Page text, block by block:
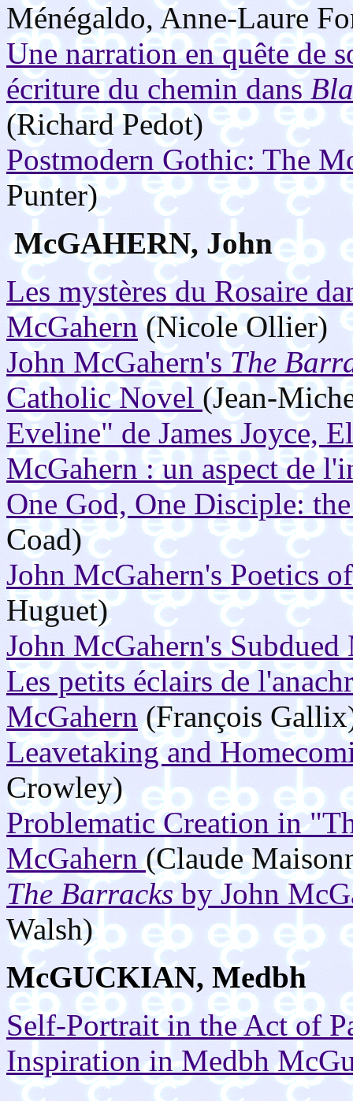
Ménégaldo, Anne-Laure
Une narration en quête de
écriture du chemin dans
(Richard Pedot)
Postmodern Gothic: The
Punter)
McGAHERN, John
Les mystères du Rosaire
McGahern(Nicole Ollier)
John McGahern'sThe
Catholic Novel (Jean-
Eveline" de James Joyce,
McGahern : un aspect de
One God, One Disciple:
Coad)
John McGahern's Poetics
Huguet)
John McGahern's
Les petits éclairs de
McGahern(François
Leavetaking and
Crowley)
Problematic Creation in
McGahern(Claude
The Barracksby John
Walsh)
McGUCKIAN, Medbh
Self-Portrait in the Act of
Inspiration in Medbh